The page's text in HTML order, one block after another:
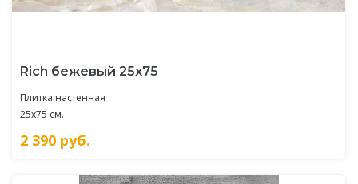
Rich бежевый 25х75
Плитка настенная
25x75 см.
2 390 руб.